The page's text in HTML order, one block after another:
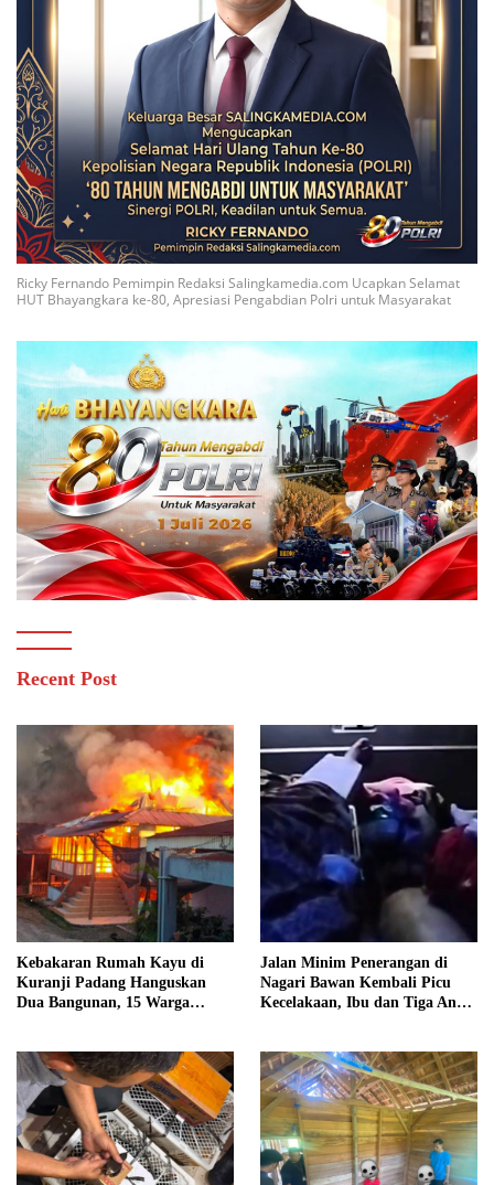
Ricky Fernando Pemimpin Redaksi Salingkamedia.com Ucapkan Selamat
HUT Bhayangkara ke-80, Apresiasi Pengabdian Polri untuk Masyarakat
Recent Post
Kebakaran Rumah Kayu di
Kuranji Padang Hanguskan
Dua Bangunan, 15 Warga
Jalan Minim Penerangan di
Nagari Bawan Kembali Picu
Kecelakaan, Ibu dan Tiga Anak